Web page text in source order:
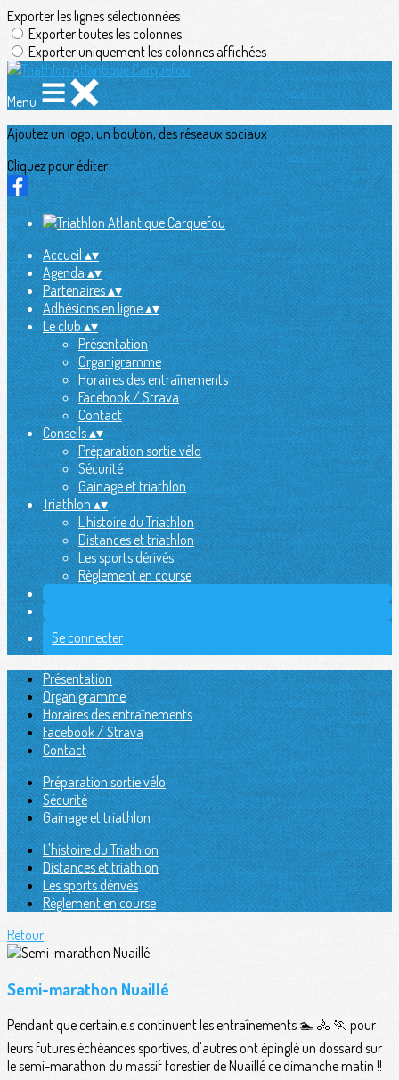
Exporter les lignes sélectionnées
Exporter toutes les colonnes
Exporter uniquement les colonnes affichées
Menu
Ajoutez un logo, un bouton, des réseaux sociaux
Cliquez pour éditer
Accueil▴▾
Agenda▴▾
Partenaires▴▾
Adhésions en ligne▴▾
Le club▴▾
Présentation
Organigramme
Horaires des entraînements
Facebook / Strava
Contact
Conseils▴▾
Préparation sortie vélo
Sécurité
Gainage et triathlon
Triathlon▴▾
L'histoire du Triathlon
Distances et triathlon
Les sports dérivés
Règlement en course
Se connecter
Présentation
Organigramme
Horaires des entraînements
Facebook / Strava
Contact
Préparation sortie vélo
Sécurité
Gainage et triathlon
L'histoire du Triathlon
Distances et triathlon
Les sports dérivés
Règlement en course
Retour
Semi-marathon Nuaillé
Pendant que certain.e.s continuent les entraînements 🏊 🚴 🏃 pour
leurs futures échéances sportives, d'autres ont épinglé un dossard sur
le semi-marathon du massif forestier de Nuaillé ce dimanche matin !!